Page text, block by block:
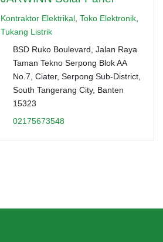
Kontraktor Elektrikal, Toko Elektronik,
Tukang Listrik
BSD Ruko Boulevard, Jalan Raya
Taman Tekno Serpong Blok AA
No.7, Ciater, Serpong Sub-District,
South Tangerang City, Banten
15323
02175673548